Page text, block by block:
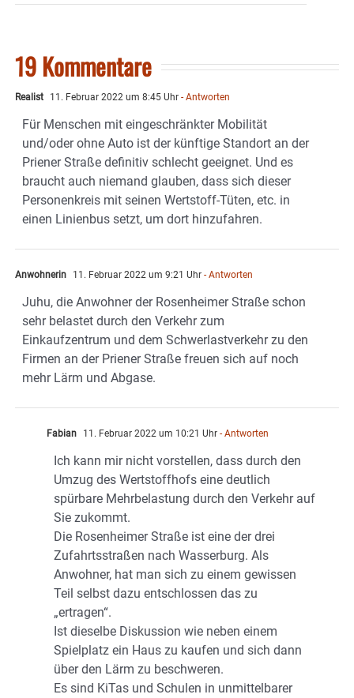
19 Kommentare
Realist 11. Februar 2022 um 8:45 Uhr - Antworten
Für Menschen mit eingeschränkter Mobilität
und/oder ohne Auto ist der künftige Standort an der
Priener Straße definitiv schlecht geeignet. Und es
braucht auch niemand glauben, dass sich dieser
Personenkreis mit seinen Wertstoff-Tüten, etc. in
einen Linienbus setzt, um dort hinzufahren.
Anwohnerin 11. Februar 2022 um 9:21 Uhr - Antworten
Juhu, die Anwohner der Rosenheimer Straße schon
sehr belastet durch den Verkehr zum
Einkaufzentrum und dem Schwerlastverkehr zu den
Firmen an der Priener Straße freuen sich auf noch
mehr Lärm und Abgase.
Fabian 11. Februar 2022 um 10:21 Uhr - Antworten
Ich kann mir nicht vorstellen, dass durch den
Umzug des Wertstoffhofs eine deutlich
spürbare Mehrbelastung durch den Verkehr auf
Sie zukommt.
Die Rosenheimer Straße ist eine der drei
Zufahrtsstraßen nach Wasserburg. Als
Anwohner, hat man sich zu einem gewissen
Teil selbst dazu entschlossen das zu
„ertragen“.
Ist dieselbe Diskussion wie neben einem
Spielplatz ein Haus zu kaufen und sich dann
über den Lärm zu beschweren.
Es sind KiTas und Schulen in unmittelbarer